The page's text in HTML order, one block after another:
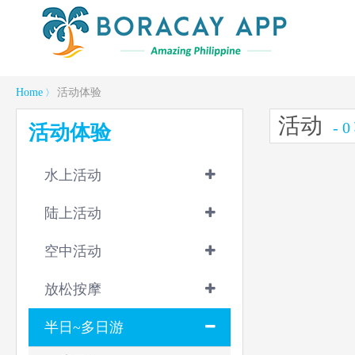
Home 〉 活动体验
活动体验
水上活动
陆上活动
空中活动
放松按摩
半日~多日游
活动 - 0